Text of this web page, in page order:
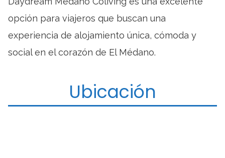
opción para viajeros que buscan una
experiencia de alojamiento única, cómoda y
social en el corazón de El Médano.
Ubicación